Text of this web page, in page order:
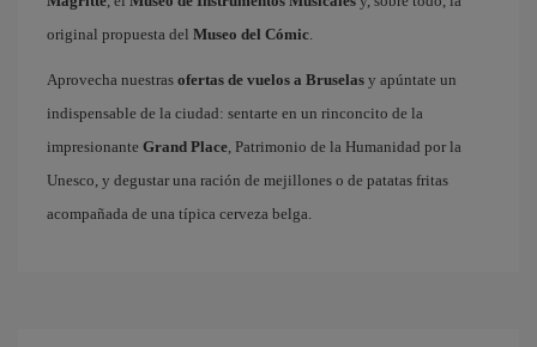
original propuesta del Museo del Cómic.
Aprovecha nuestras ofertas de vuelos a Bruselas y apúntate un
indispensable de la ciudad: sentarte en un rinconcito de la
impresionante Grand Place, Patrimonio de la Humanidad por la
Unesco, y degustar una ración de mejillones o de patatas fritas
acompañada de una típica cerveza belga.